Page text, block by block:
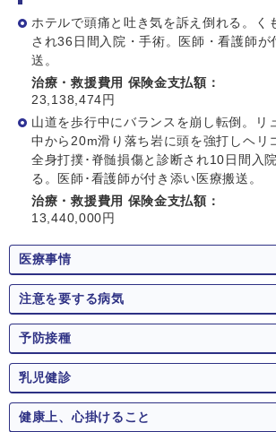
ホテルで頭痛と吐き気を訴え倒れる。く
され36日間入院・手術。医師・看護師が
送。
治療・救援費用 保険金支払額：
23,138,474円
山道を歩行中にバランスを崩し転倒。リ
中から20m滑り落ち岩に頭を強打しヘリ
全身打撲･脊髄損傷と診断され10日間入
る。医師･看護師が付き添い医療搬送。
治療・救援費用 保険金支払額：
13,440,000円
医療事情
注意を要する病気
予防接種
乳児健診
健康上、心掛けること